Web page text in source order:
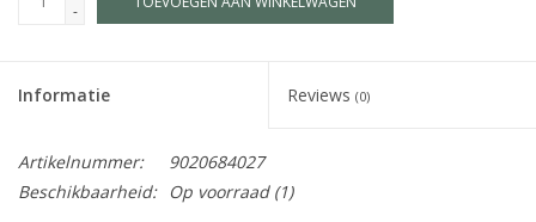
-
Informatie Reviews (0)
Artikelnummer:
9020684027
Beschikbaarheid:
Op voorraad(1)